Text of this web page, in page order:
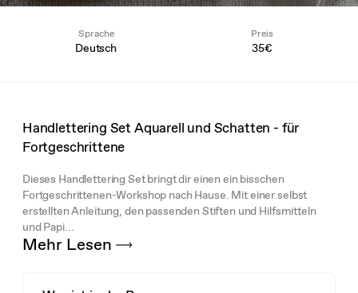
Sprache
Deutsch
Preis
35€
Handlettering Set Aquarell und Schatten - für
Fortgeschrittene
Dieses Handlettering Set bringt dir einen ein bisschen
Fortgeschrittenen-Workshop nach Hause. Mit einer selbst
erstellten Anleitung, den passenden Stiften und Hilfsmitteln
und Papi...
Mehr Lesen